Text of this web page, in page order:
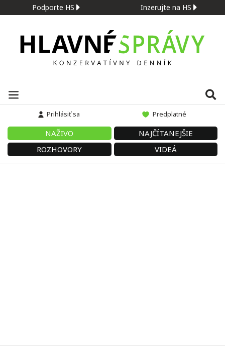
Podporte HS Inzerujte na HS
Prihlásiť sa Predplatné
NAŽIVO
NAJČÍTANEJŠIE
ROZHOVORY
VIDEÁ